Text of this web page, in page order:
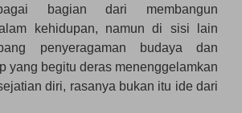
bagian dari membangun
kehidupan, namun di sisi lain
penyeragaman budaya dan
yang begitu deras menenggelamkan
diri, rasanya bukan itu ide dari